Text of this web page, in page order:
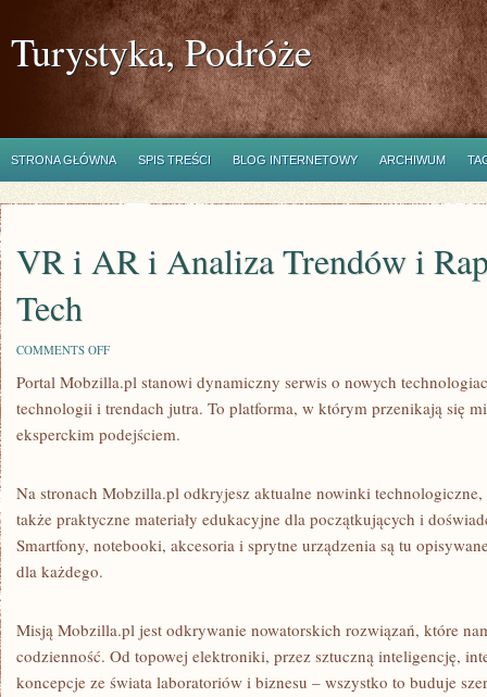
Turystyka, Podróże
STRONA GŁÓWNA SPIS TREŚCI BLOG INTERNETOWY ARCHIWUM
VR i AR i Analiza Trendów i
Tech
COMMENTS OFFON
I
I
ANALIZA
TRENDÓW
RYNKU
Portal Mobzilla.pl stanowi dynamiczny serwis o nowych
technologii i trendach jutra. To platforma, w którym przenikają się
eksperckim podejściem.
Na stronach Mobzilla.pl odkryjesz aktualne nowinki technologiczne,
także praktyczne materiały edukacyjne dla początkujących i
Smartfony, notebooki, akcesoria i sprytne urządzenia są tu
dla każdego.
Misją Mobzilla.pl jest odkrywanie nowatorskich rozwiązań, które
codzienność. Od topowej elektroniki, przez sztuczną inteligencję,
koncepcje ze świata laboratoriów i biznesu – wszystko to buduje